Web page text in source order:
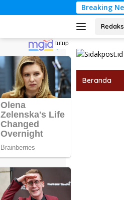
ke
Breaking
Hak Konsumen dalam
tutup
Beranda